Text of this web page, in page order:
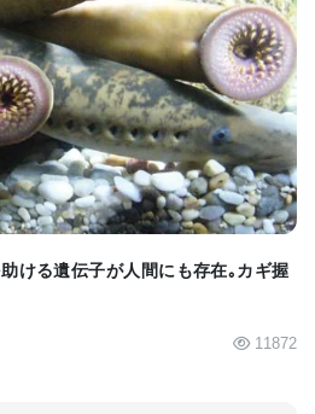
般的なものであるかもしれ
なる。日常的な機能が低下
て、学校や人間関係に支障
た、以前はなかったような
。その後、幻覚や被害妄想
ものを見たり聞いたりする
威を感じるようになる。
チ博士は、「これは、単に
に、誰かが自分のことを話
JP
ける遺伝子が人間にも存在｡カギ握
11872